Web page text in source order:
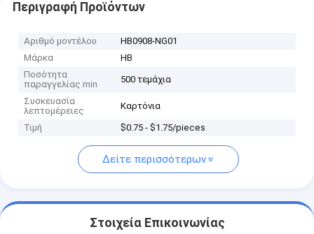
Περιγραφή Προϊόντων
Αριθμό μοντέλου
HB0908-NG01
Μάρκα
HB
Ποσότητα
παραγγελίας min
500 τεμάχια
Συσκευασία
λεπτομέρειες
Καρτόνια
Τιμή $0.75 - $1.75/pieces
Δείτε περισσότερων
Στοιχεία Επικοινωνίας